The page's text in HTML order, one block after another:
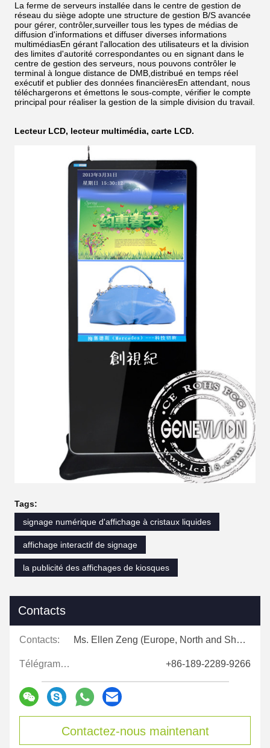
La ferme de serveurs installée dans le centre de gestion de
réseau du siège adopte une structure de gestion B/S avancée
pour gérer, contrôler,surveiller tous les types de médias de
diffusion d'informations et diffuser diverses informations
multimédiasEn gérant l'allocation des utilisateurs et la division
des limites d'autorité correspondantes ou en signant dans le
centre de gestion des serveurs, nous pouvons contrôler le
terminal à longue distance de DMB,distribué en temps réel
exécutif et publier des données financièresEn attendant, nous
téléchargerons et émettons le sous-compte, vérifier le compte
principal pour réaliser la gestion de la simple division du travail.
Lecteur LCD, lecteur multimédia, carte LCD.
Tags:
signage numérique d'affichage à cristaux liquides
affichage interactif de signage
la publicité des affichages de kiosques
Contacts
Contacts: Ms. Ellen Zeng (Europe, North and Shouth America)
Télégramme: +86-189-2289-9266
Contactez-nous maintenant